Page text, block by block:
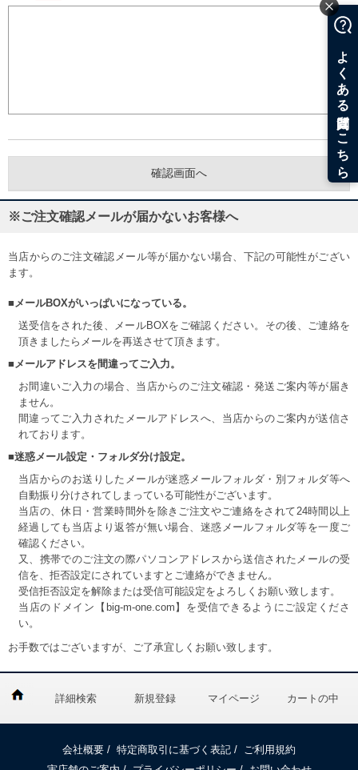
※ご注文確認メールが届かないお客様へ
当店からのご注文確認メール等が届かない場合、下記の可能性がござい
ます。
■メールBOXがいっぱいになっている。
送受信をされた後、メールBOXをご確認ください。その後、ご連絡を
頂きましたらメールを再送させて頂きます。
■メールアドレスを間違ってご入力。
お間違いご入力の場合、当店からのご注文確認・発送ご案内等が届き
ません。
間違ってご入力されたメールアドレスへ、当店からのご案内が送信さ
れております。
■迷惑メール設定・フォルダ分け設定。
当店からのお送りしたメールが迷惑メールフォルダ・別フォルダ等へ
自動振り分けされてしまっている可能性がございます。
当店の、休日・営業時間外を除きご注文やご連絡をされて24時間以上
経過しても当店より返答が無い場合、迷惑メールフォルダ等を一度ご
確認ください。
又、携帯でのご注文の際パソコンアドレスから送信されたメールの受
信を、拒否設定にされていますとご連絡ができません。
受信拒否設定を解除または受信可能設定をよろしくお願い致します。
当店のドメイン【big-m-one.com】を受信できるようにご設定くださ
い。
お手数ではございますが、ご了承宜しくお願い致します。
詳細検索 新規登録 マイページ カートの中
会社概要 / 特定商取引に基づく表記 /
ご利用規約